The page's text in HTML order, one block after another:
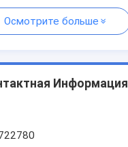
Осмотрите больше
Информация